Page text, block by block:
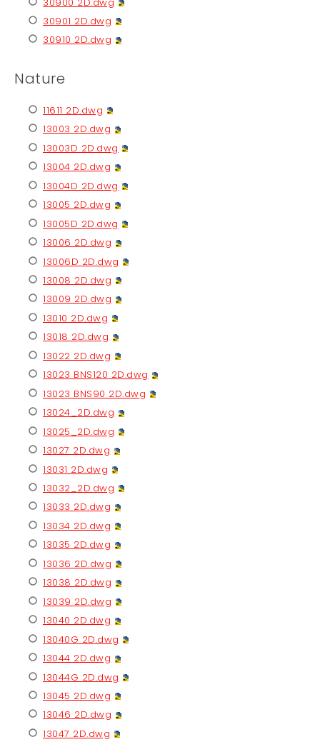
30901 2D.dwg
30910 2D.dwg
Nature
11611 2D.dwg
13003 2D.dwg
13003D 2D.dwg
13004 2D.dwg
13004D 2D.dwg
13005 2D.dwg
13005D 2D.dwg
13006 2D.dwg
13006D 2D.dwg
13008 2D.dwg
13009 2D.dwg
13010 2D.dwg
13018 2D.dwg
13022 2D.dwg
13023 BNS120 2D.dwg
13023 BNS90 2D.dwg
13024_2D.dwg
13025_2D.dwg
13027 2D.dwg
13031 2D.dwg
13032_2D.dwg
13033 2D.dwg
13034 2D.dwg
13035 2D.dwg
13036 2D.dwg
13038 2D.dwg
13039 2D.dwg
13040 2D.dwg
13040G 2D.dwg
13044 2D.dwg
13044G 2D.dwg
13045 2D.dwg
13046 2D.dwg
13047 2D.dwg